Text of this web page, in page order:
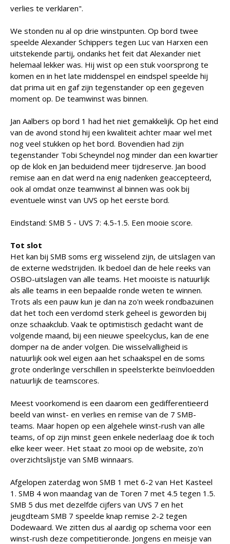
verlies te verklaren".
We stonden nu al op drie winstpunten. Op bord twee
speelde Alexander Schippers tegen Luc van Harxen een
uitstekende partij, ondanks het feit dat Alexander niet
helemaal lekker was. Hij wist op een stuk voorsprong te
komen en in het late middenspel en eindspel speelde hij
dat prima uit en gaf zijn tegenstander op een gegeven
moment op. De teamwinst was binnen.
Jan Aalbers op bord 1 had het niet gemakkelijk. Op het eind
van de avond stond hij een kwaliteit achter maar wel met
nog veel stukken op het bord. Bovendien had zijn
tegenstander Tobi Scheyndel nog minder dan een kwartier
op de klok en Jan beduidend meer tijdreserve. Jan bood
remise aan en dat werd na enig nadenken geaccepteerd,
ook al omdat onze teamwinst al binnen was ook bij
eventuele winst van UVS op het eerste bord.
Eindstand: SMB 5 - UVS 7: 4.5-1.5. Een mooie score.
Tot slot
Het kan bij SMB soms erg wisselend zijn, de uitslagen van
de externe wedstrijden. Ik bedoel dan de hele reeks van
OSBO-uitslagen van alle teams. Het mooiste is natuurlijk
als alle teams in een bepaalde ronde weten te winnen.
Trots als een pauw kun je dan na zo'n week rondbazuinen
dat het toch een verdomd sterk geheel is geworden bij
onze schaakclub. Vaak te optimistisch gedacht want de
volgende maand, bij een nieuwe speelcyclus, kan de ene
domper na de ander volgen. Die wisselvalligheid is
natuurlijk ook wel eigen aan het schaakspel en de soms
grote onderlinge verschillen in speelsterkte beïnvloedden
natuurlijk de teamscores.
Meest voorkomend is een daarom een gedifferentieerd
beeld van winst- en verlies en remise van de 7 SMB-
teams. Maar hopen op een algehele winst-rush van alle
teams, of op zijn minst geen enkele nederlaag doe ik toch
elke keer weer. Het staat zo mooi op de website, zo'n
overzichtslijstje van SMB winnaars.
Afgelopen zaterdag won SMB 1 met 6-2 van Het Kasteel
1. SMB 4 won maandag van de Toren 7 met 4.5 tegen 1.5.
SMB 5 dus met dezelfde cijfers van UVS 7 en het
jeugdteam SMB 7 speelde knap remise 2-2 tegen
Dodewaard. We zitten dus al aardig op schema voor een
winst-rush deze competitieronde. Jongens en meisje van